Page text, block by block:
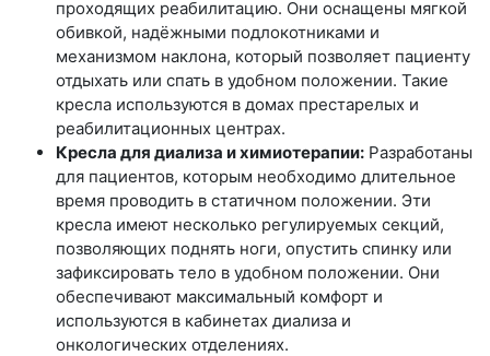
проходящих реабилитацию. Они оснащены мягкой
обивкой, надёжными подлокотниками и
механизмом наклона, который позволяет пациенту
отдыхать или спать в удобном положении. Такие
кресла используются в домах престарелых и
реабилитационных центрах.
Кресла для диализа и химиотерапии: Разработаны
для пациентов, которым необходимо длительное
время проводить в статичном положении. Эти
кресла имеют несколько регулируемых секций,
позволяющих поднять ноги, опустить спинку или
зафиксировать тело в удобном положении. Они
обеспечивают максимальный комфорт и
используются в кабинетах диализа и
онкологических отделениях.